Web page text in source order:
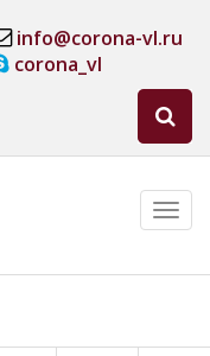
info@corona-vl.ru
corona_vl